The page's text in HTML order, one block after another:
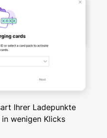
Ihrer Ladepunkte
wenigen Klicks